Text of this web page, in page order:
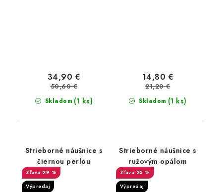
Skladom (1 ks)
34,90 €
50,60 €
Skladom (1 ks)
14,80 €
21,20 €
Strieborné náušnice s
čiernou perlou
29 %
Výpredaj
Strieborné náušnice s
ružovým opálom
25 %
Výpredaj